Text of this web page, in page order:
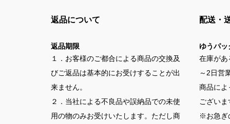
返品について
返品期限
１．お客様のご都合による商品の交換及
びご返品は基本的にお受けすることが出
来ません。
２．当社による不良品や誤納品での未使
用の物のみお受けいたします。ただし商
配送・
ゆうパッ
在庫があ
～2日営
商品によ
ございま
※お急ぎ